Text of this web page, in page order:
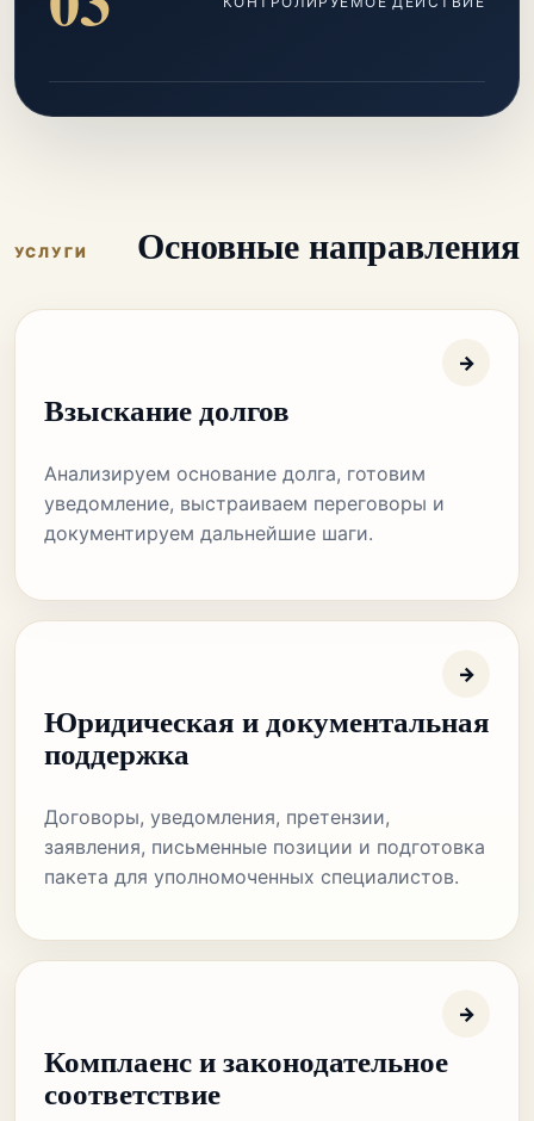
УСЛУГИ Основные направления
→
Взыскание долгов
Анализируем основание долга, готовим
уведомление, выстраиваем переговоры и
документируем дальнейшие шаги.
→
Юридическая и документальная
поддержка
Договоры, уведомления, претензии,
заявления, письменные позиции и подготовка
пакета для уполномоченных специалистов.
→
Комплаенс и законодательное
соответствие